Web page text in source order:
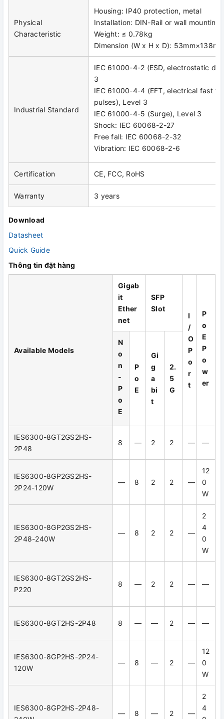
Physical
Characteristic
Housing: IP40 protection, metal
Installation: DIN-Rail or wall mounting
Weight: ≤ 0.78kg
Dimension (W x H x D):
Industrial Standard
IEC 61000-4-2 (ESD, electrostatic
3
IEC 61000-4-4 (EFT, electrical fast
pulses), Level 3
IEC 61000-4-5 (Surge), Level 3
Shock: IEC 60068-2-27
Free fall: IEC 60068-2-32
Vibration: IEC 60068-2-6
Certification CE, FCC, RoHS
Warranty 3 years
Download
Datasheet
Quick Guide
Thông tin đặt hàng
Available Models
Gigab
it
Ether
net
SFP
Slot
I
/
O
P
o
r
t
P
o
E
P
o
w
er
N
o
n
-
P
o
E
P
o
E
Gi
g
a
bi
t
2.
5
G
IES6300-8GT2GS2HS-
2P48
8 — 2 2 — —
IES6300-8GP2GS2HS-
2P24-120W
— 8 2 2 —
12
0
W
IES6300-8GP2GS2HS-
2P48-240W
— 8 2 2 —
2
4
0
W
IES6300-8GT2GS2HS-
P220
8 — 2 2 — —
IES6300-8GT2HS-2P48 8 — — 2 — —
IES6300-8GP2HS-2P24-
120W
— 8 — 2 —
12
0
W
IES6300-8GP2HS-2P48-
— 8 — 2 —
2
4